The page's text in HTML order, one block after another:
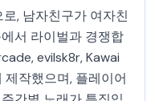
, 남자친구가 여자친
서 라이벌과 경쟁합
evilsk8r, Kawai
작했으며, 플레이어